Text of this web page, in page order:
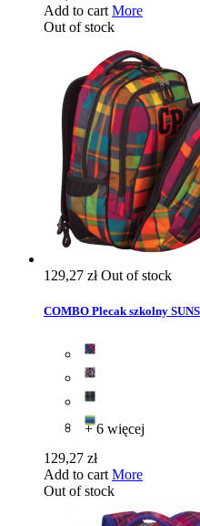
Add to cart More
Out of stock
129,27 złOut of stock
COMBO Plecak szkolny
+ 6 więcej
129,27 zł
Add to cart More
Out of stock